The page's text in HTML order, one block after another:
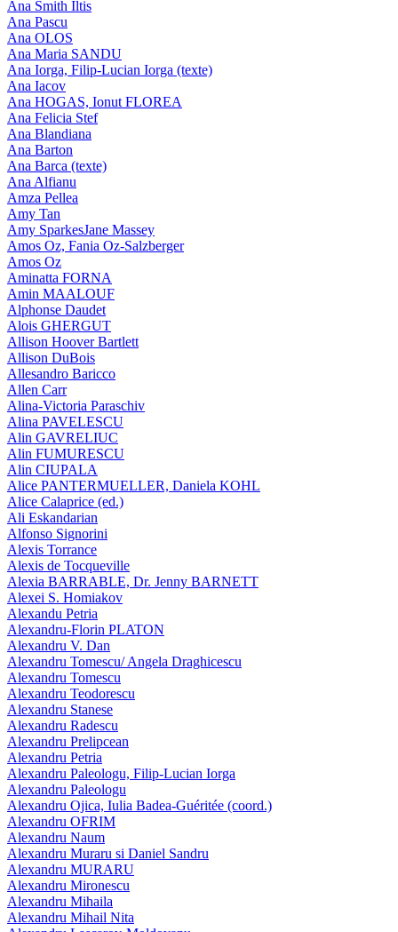
Ana Smith Iltis
Ana Pascu
Ana OLOS
Ana Maria SANDU
Ana Iorga, Filip-Lucian Iorga (texte)
Ana Iacov
Ana HOGAS, Ionut FLOREA
Ana Felicia Stef
Ana Blandiana
Ana Barton
Ana Barca (texte)
Ana Alfianu
Amza Pellea
Amy Tan
Amy SparkesJane Massey
Amos Oz, Fania Oz-Salzberger
Amos Oz
Aminatta FORNA
Amin MAALOUF
Alphonse Daudet
Alois GHERGUT
Allison Hoover Bartlett
Allison DuBois
Allesandro Baricco
Allen Carr
Alina-Victoria Paraschiv
Alina PAVELESCU
Alin GAVRELIUC
Alin FUMURESCU
Alin CIUPALA
Alice PANTERMUELLER, Daniela KOHL
Alice Calaprice (ed.)
Ali Eskandarian
Alfonso Signorini
Alexis Torrance
Alexis de Tocqueville
Alexia BARRABLE, Dr. Jenny BARNETT
Alexei S. Homiakov
Alexandu Petria
Alexandru-Florin PLATON
Alexandru V. Dan
Alexandru Tomescu/ Angela Draghicescu
Alexandru Tomescu
Alexandru Teodorescu
Alexandru Stanese
Alexandru Radescu
Alexandru Prelipcean
Alexandru Petria
Alexandru Paleologu, Filip-Lucian Iorga
Alexandru Paleologu
Alexandru Ojica, Iulia Badea-Guéritée (coord.)
Alexandru OFRIM
Alexandru Naum
Alexandru Muraru si Daniel Sandru
Alexandru MURARU
Alexandru Mironescu
Alexandru Mihaila
Alexandru Mihail Nita